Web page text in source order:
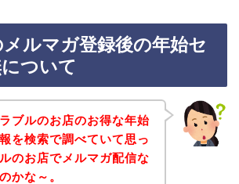
ルマガ登録後の年始セ
ついて
ブルのお店のお得な年始
を検索で調べていて思っ
のお店でメルマガ配信な
かな～。